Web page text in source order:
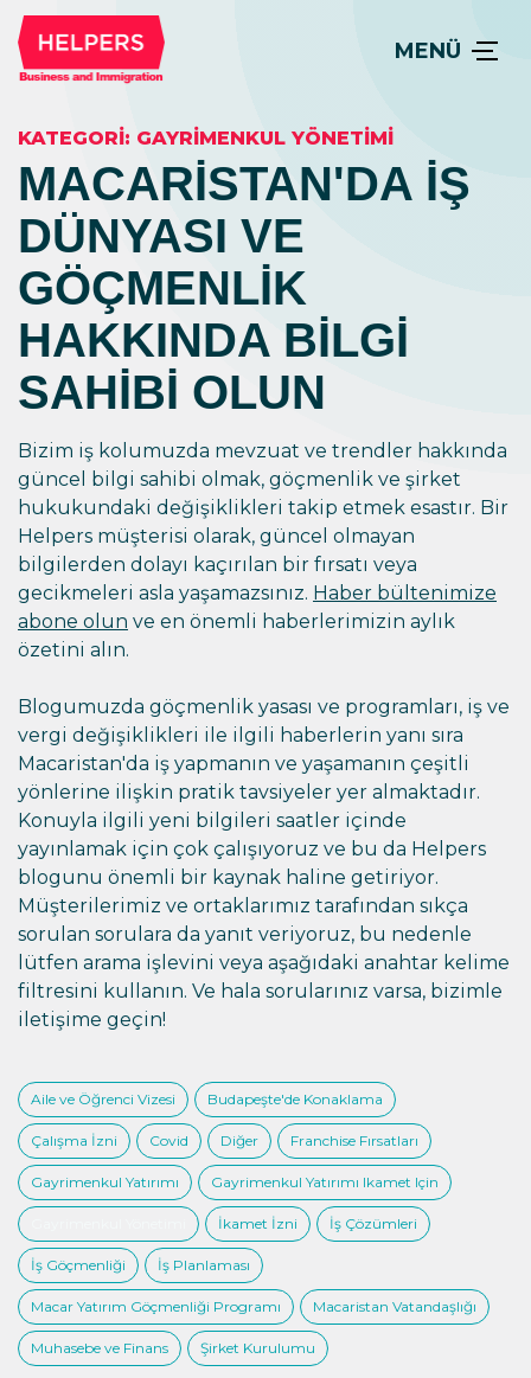
MENÜ
KATEGORI: GAYRIMENKUL YÖNETIMI
MACARISTAN'DA IŞ
DÜNYASI VE
GÖÇMENLIK
HAKKINDA BILGI
SAHIBI OLUN
Bizim iş kolumuzda mevzuat ve trendler hakkında
güncel bilgi sahibi olmak, göçmenlik ve şirket
hukukundaki değişiklikleri takip etmek esastır. Bir
Helpers müşterisi olarak, güncel olmayan
bilgilerden dolayı kaçırılan bir fırsatı veya
gecikmeleri asla yaşamazsınız. Haber bültenimize
abone olun ve en önemli haberlerimizin aylık
özetini alın.
Blogumuzda göçmenlik yasası ve programları, iş ve
vergi değişiklikleri ile ilgili haberlerin yanı sıra
Macaristan'da iş yapmanın ve yaşamanın çeşitli
yönlerine ilişkin pratik tavsiyeler yer almaktadır.
Konuyla ilgili yeni bilgileri saatler içinde
yayınlamak için çok çalışıyoruz ve bu da Helpers
blogunu önemli bir kaynak haline getiriyor.
Müşterilerimiz ve ortaklarımız tarafından sıkça
sorulan sorulara da yanıt veriyoruz, bu nedenle
lütfen arama işlevini veya aşağıdaki anahtar kelime
filtresini kullanın. Ve hala sorularınız varsa, bizimle
iletişime geçin!
Aile ve Öğrenci Vizesi Budapeşte'de Konaklama
Çalışma İzni Covid Diğer Franchise Fırsatları
Gayrimenkul Yatırımı Gayrimenkul Yatırımı Ikamet Için
İkamet İzni İş Çözümleri
İş Göçmenliği İş Planlaması
Macar Yatırım Göçmenliği Programı Macaristan Vatandaşlığı
Muhasebe ve Finans Şirket Kurulumu